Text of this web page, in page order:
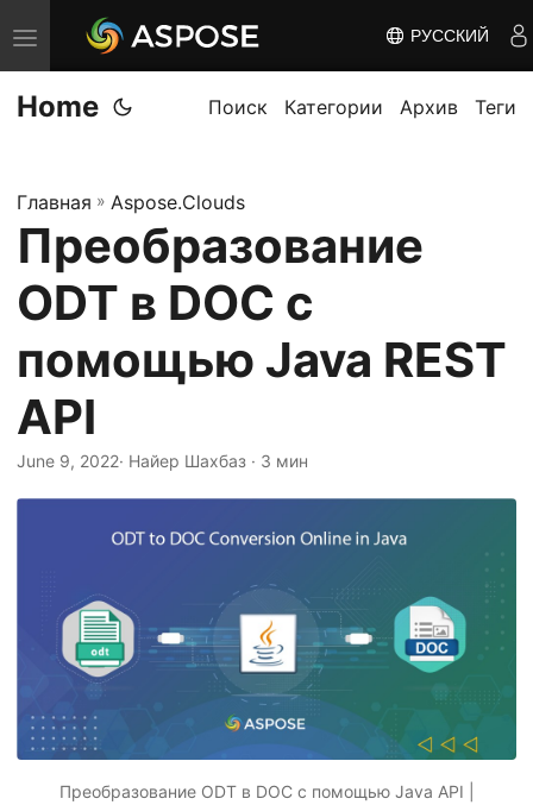
П
е
р
л
ю
и
ь
н
а
в
и
РУССКИЙ
Home Поиск Категории Архив Теги
Главная » Aspose.Clouds
Преобразование
ODT в DOC с
помощью Java REST
API
June 9, 2022· Найер Шахбаз · 3 мин
Преобразование ODT в DOC с помощью Java API |